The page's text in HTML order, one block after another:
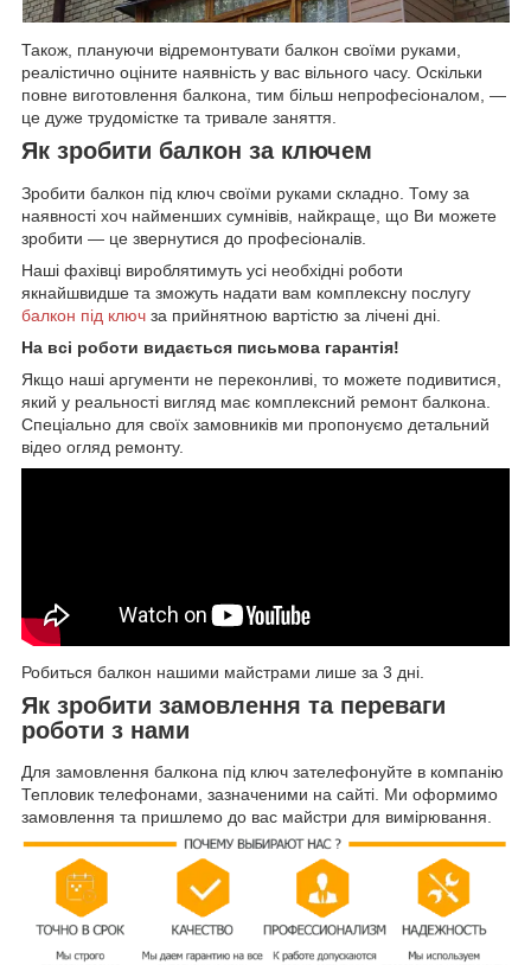
Також, плануючи відремонтувати балкон своїми руками,
реалістично оціните наявність у вас вільного часу. Оскільки
повне виготовлення балкона, тим більш непрофесіоналом, —
це дуже трудомістке та тривале заняття.
Як зробити балкон за ключем
Зробити балкон під ключ своїми руками складно. Тому за
наявності хоч найменших сумнівів, найкраще, що Ви можете
зробити — це звернутися до професіоналів.
Наші фахівці вироблятимуть усі необхідні роботи
якнайшвидше та зможуть надати вам комплексну послугу
балкон під ключ за прийнятною вартістю за лічені дні.
На всі роботи видається письмова гарантія!
Якщо наші аргументи не переконливі, то можете подивитися,
який у реальності вигляд має комплексний ремонт балкона.
Спеціально для своїх замовників ми пропонуємо детальний
відео огляд ремонту.
Робиться балкон нашими майстрами лише за 3 дні.
Як зробити замовлення та переваги
роботи з нами
Для замовлення балкона під ключ зателефонуйте в компанію
Тепловик телефонами, зазначеними на сайті. Ми оформимо
замовлення та пришлемо до вас майстри для вимірювання.